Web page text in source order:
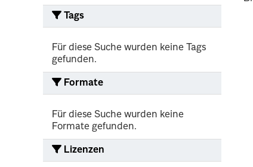
Tags
Für diese Suche wurden keine Tags
gefunden.
Formate
Für diese Suche wurden keine
Formate gefunden.
Lizenzen